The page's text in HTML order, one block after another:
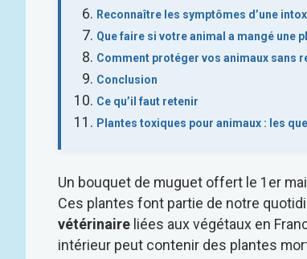
Reconnaître les symptômes d’une
Que faire si votre animal a mangé une
Comment protéger vos animaux sans
Conclusion
Ce qu’il faut retenir
Plantes toxiques pour animaux : les
Un bouquet de muguet offert le 1er
Ces plantes font partie de notre
vétérinaire liées aux végétaux en
intérieur peut contenir des plantes